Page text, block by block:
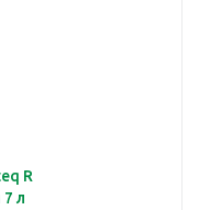
R
л